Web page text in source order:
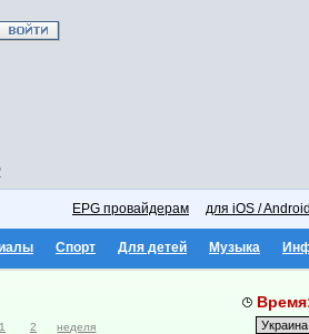
EPG провайдерам для iOS /
Спорт Для детей Музыка
1 2 неделя